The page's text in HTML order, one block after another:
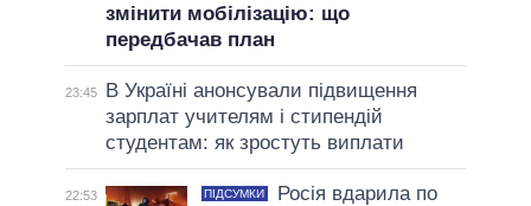
змінити мобілізацію: що
передбачав план
23:45
В Україні анонсували підвищення
зарплат учителям і стипендій
студентам: як зростуть виплати
22:53 ПІДСУМКИ
Росія вдарила по